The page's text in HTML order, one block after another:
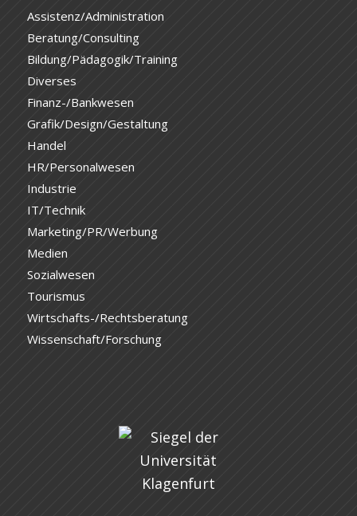
Assistenz/Administration
Beratung/Consulting
Bildung/Pädagogik/Training
Diverses
Finanz-/Bankwesen
Grafik/Design/Gestaltung
Handel
HR/Personalwesen
Industrie
IT/Technik
Marketing/PR/Werbung
Medien
Sozialwesen
Tourismus
Wirtschafts-/Rechtsberatung
Wissenschaft/Forschung